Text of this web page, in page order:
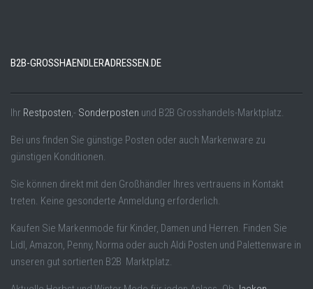
B2B-GROSSHAENDLERADRESSEN.DE
Ihr Restposten ,- Sonderposten und B2B Grosshandels-Marktplatz.
Bei uns finden Sie günstige Posten oder auch Markenware zu
günstigen Konditionen.
Sie können direkt mit den Großhändler Ihres vertrauens in Kontakt
treten. Keine gesonderte Anmeldung erforderlich.
Kaufen Sie Markenmode für Kinder, Damen und Herren. Finden Sie
Lidl, Amazon, Penny, Norma oder auch Aldi Posten und Palettenware in
unseren gut sortierten B2B Marktplatz.